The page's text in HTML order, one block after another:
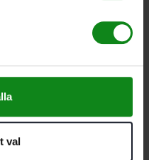
val
tillbehör, infästning och
butik och
en e-handel för hela